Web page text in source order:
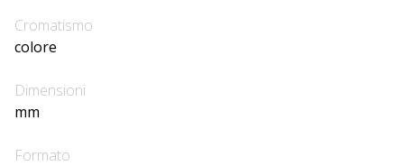
Cromatismo
colore
Dimensioni
mm
Formato